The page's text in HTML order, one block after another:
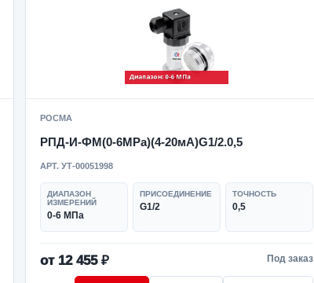
РОСМА
РПД-И-ФМ(0-6MPa)(4-20мА)G1/2.0,5
АРТ. УТ-00051998
ДИАПАЗОН
ИЗМЕРЕНИЙ
0-6 МПа
ПРИСОЕДИНЕНИЕ
G1/2
ТОЧНОСТЬ
0,5
от 12 455 ₽ Под заказ